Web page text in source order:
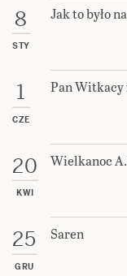
8
STY
Jak to było
1
CZE
Pan
20
KWI
Wielkanoc
25
GRU
Saren